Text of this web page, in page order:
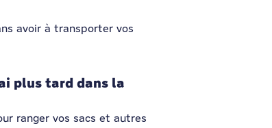
avoir à transporter vos
plus tard dans la
ranger vos sacs et autres